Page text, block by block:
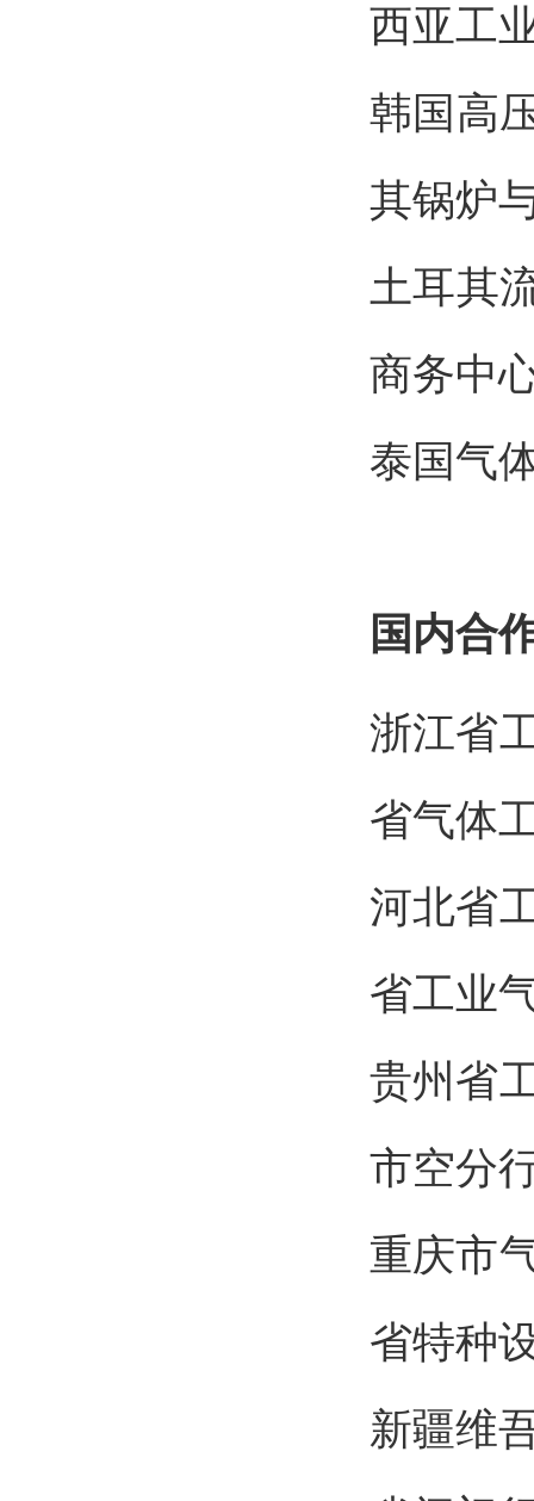
西亚工
韩国
其锅炉
土
商务中
泰国气
国内合
浙
省气体
河
省工业
贵
市空分
重
省特种
新疆